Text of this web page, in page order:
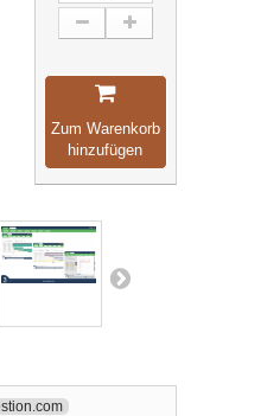
Zum Warenkorb
hinzufügen